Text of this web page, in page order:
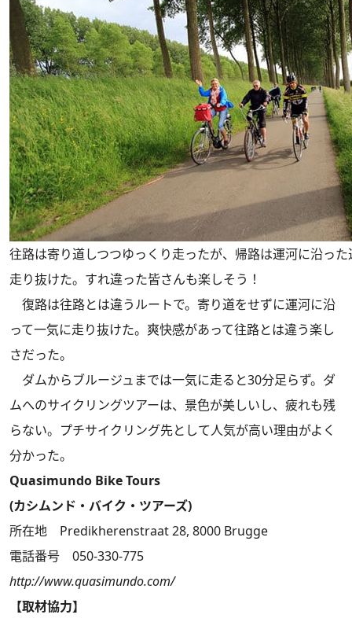
往路は寄り道しつつゆっくり走ったが、帰路は運河に沿っ
走り抜けた。すれ違った皆さんも楽しそう！
復路は往路とは違うルートで。寄り道をせずに運河に沿
って一気に走り抜けた。爽快感があって往路とは違う楽し
さだった。
ダムからブルージュまでは一気に走ると30分足らず。ダ
ムへのサイクリングツアーは、景色が美しいし、疲れも残
らない。プチサイクリング先として人気が高い理由がよく
分かった。
Quasimundo Bike Tours
(カシムンド・バイク・ツアーズ)
所在地 Predikherenstraat 28, 8000 Brugge
電話番号 050-330-775
http://www.quasimundo.com/
【取材協力】